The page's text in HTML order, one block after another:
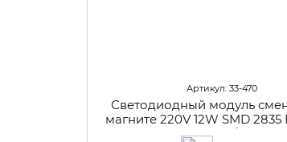
Артикул: 33-470
Светодиодный модуль
магните 220V 12W SMD
(LW-04/24)